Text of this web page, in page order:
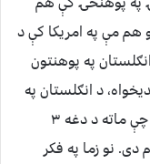
ورکړی، او هم مې په امریکا کې د
په پوهنتون
او هم له ۲۶ کالو راپدیخواه، د انګلستان په
یوه پوهنتون کې درس ورکوم. دا پدې معنا، چې ماته د دغه ۳
دی. نو زما په فکر